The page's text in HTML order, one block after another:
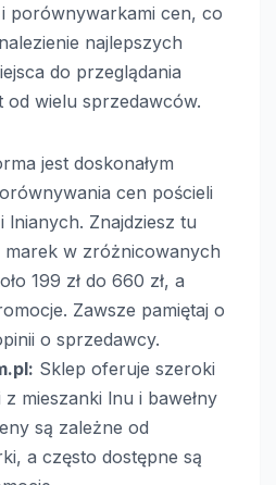
porównywarkami cen, co
najlepszych
do przeglądania
wielu sprzedawców.
jest doskonałym
cen pościeli
lnianych. Znajdziesz tu
w zróżnicowanych
199 zł do 660 zł, a
Zawsze pamiętaj o
o sprzedawcy.
Sklep oferuje szeroki
mieszanki lnu i bawełny
są zależne od
a często dostępne są